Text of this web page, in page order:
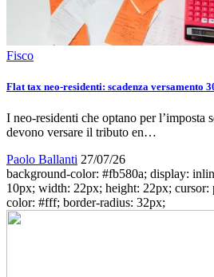
Fisco
Flat tax neo-residenti: scadenza versamento
I neo-residenti che optano per l’imposta
devono versare il tributo en…
Paolo Ballanti 27/07/26
background-color: #fb580a; display:
10px; width: 22px; height: 22px;
color: #fff; border-radius: 32px;